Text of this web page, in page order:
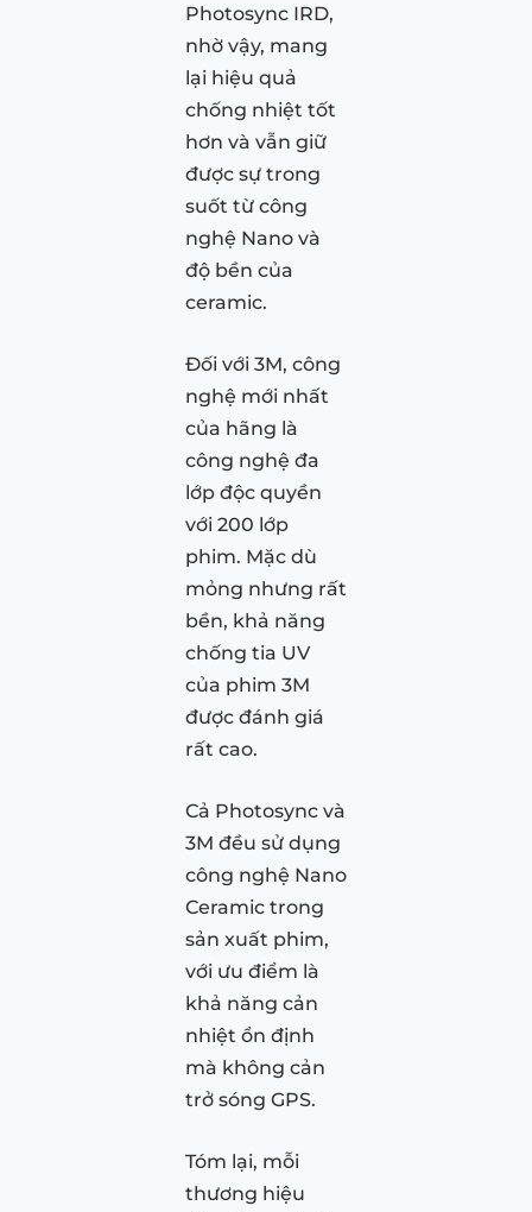
Photosync IRD,
nhờ vậy, mang
lại hiệu quả
chống nhiệt tốt
hơn và vẫn giữ
được sự trong
suốt từ công
nghệ Nano và
độ bền của
ceramic.
Đối với 3M, công
nghệ mới nhất
của hãng là
công nghệ đa
lớp độc quyền
với 200 lớp
phim. Mặc dù
mỏng nhưng rất
bền, khả năng
chống tia UV
của phim 3M
được đánh giá
rất cao.
Cả Photosync và
3M đều sử dụng
công nghệ Nano
Ceramic trong
sản xuất phim,
với ưu điểm là
khả năng cản
nhiệt ổn định
mà không cản
trở sóng GPS.
Tóm lại, mỗi
thương hiệu